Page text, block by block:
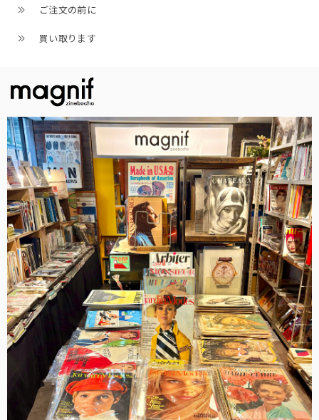
ご注文の前に
買い取ります